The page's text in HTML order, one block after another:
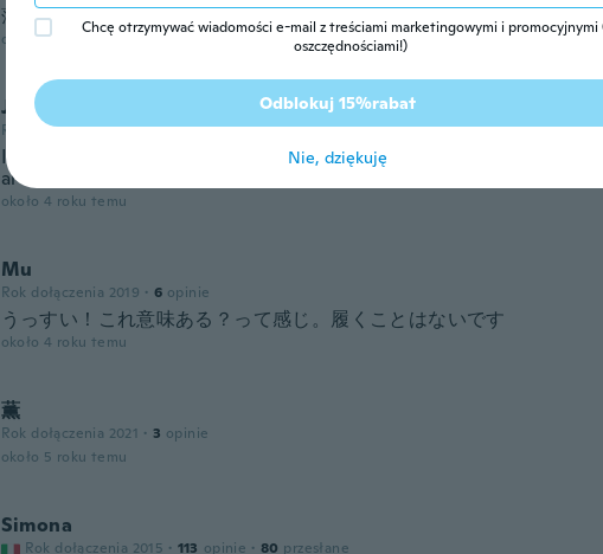
薄いです。 着圧されているのかわかりません。
około 4 roku temu
Jenny
Rok dołączenia 2017 · 258 opinie · 54 przesłane
I thought it was going to be a lot thicker then it was the very thin
around to trying it yet but I was hoping it would be thicker
około 4 roku temu
Mu
Rok dołączenia 2019 · 6 opinie
うっすい！これ意味ある？って感じ。履くことはないです
około 4 roku temu
薫
Rok dołączenia 2021 · 3 opinie
około 5 roku temu
Simona
Rok dołączenia 2015 · 113 opinie · 80 przesłane
Chcę otrzymywać wiadomości e-mail z treściami marketingowymi i
oszczędnościami!)
Odblokuj 15%rabat
Nie, dziękuję